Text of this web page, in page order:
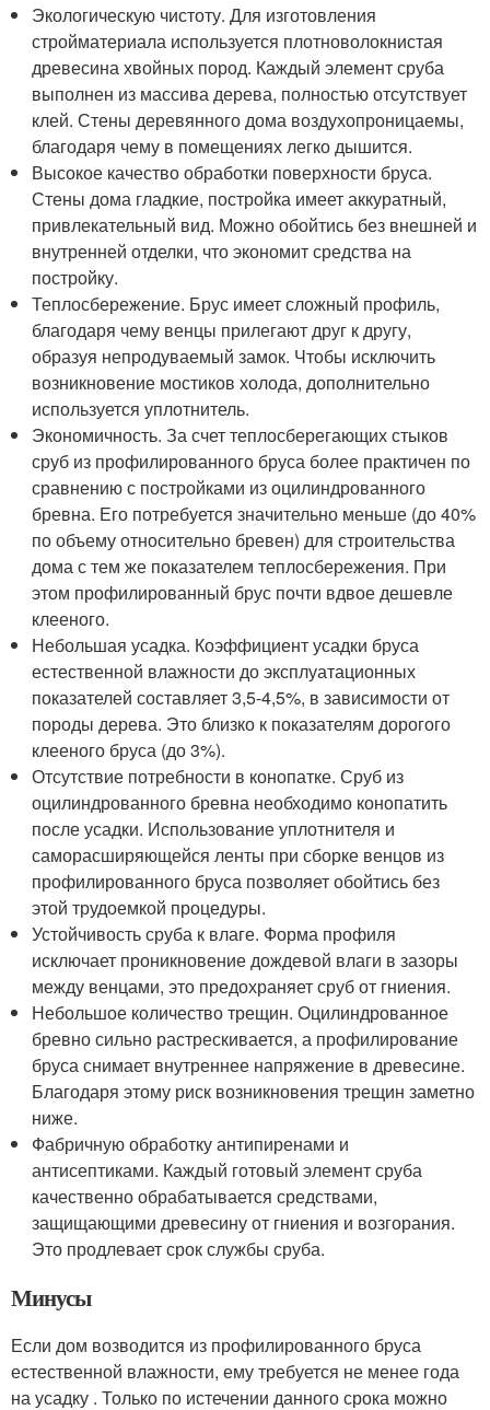
Экологическую чистоту. Для изготовления
стройматериала используется плотноволокнистая
древесина хвойных пород. Каждый элемент сруба
выполнен из массива дерева, полностью отсутствует
клей. Стены деревянного дома воздухопроницаемы,
благодаря чему в помещениях легко дышится.
Высокое качество обработки поверхности бруса.
Стены дома гладкие, постройка имеет аккуратный,
привлекательный вид. Можно обойтись без внешней и
внутренней отделки, что экономит средства на
постройку.
Теплосбережение. Брус имеет сложный профиль,
благодаря чему венцы прилегают друг к другу,
образуя непродуваемый замок. Чтобы исключить
возникновение мостиков холода, дополнительно
используется уплотнитель.
Экономичность. За счет теплосберегающих стыков
сруб из профилированного бруса более практичен по
сравнению с постройками из оцилиндрованного
бревна. Его потребуется значительно меньше (до 40%
по объему относительно бревен) для строительства
дома с тем же показателем теплосбережения. При
этом профилированный брус почти вдвое дешевле
клееного.
Небольшая усадка. Коэффициент усадки бруса
естественной влажности до эксплуатационных
показателей составляет 3,5-4,5%, в зависимости от
породы дерева. Это близко к показателям дорогого
клееного бруса (до 3%).
Отсутствие потребности в конопатке. Сруб из
оцилиндрованного бревна необходимо конопатить
после усадки. Использование уплотнителя и
саморасширяющейся ленты при сборке венцов из
профилированного бруса позволяет обойтись без
этой трудоемкой процедуры.
Устойчивость сруба к влаге. Форма профиля
исключает проникновение дождевой влаги в зазоры
между венцами, это предохраняет сруб от гниения.
Небольшое количество трещин. Оцилиндрованное
бревно сильно растрескивается, а профилирование
бруса снимает внутреннее напряжение в древесине.
Благодаря этому риск возникновения трещин заметно
ниже.
Фабричную обработку антипиренами и
антисептиками. Каждый готовый элемент сруба
качественно обрабатывается средствами,
защищающими древесину от гниения и возгорания.
Это продлевает срок службы сруба.
Минусы
Если дом возводится из профилированного бруса
естественной влажности, ему требуется не менее года
на усадку . Только по истечении данного срока можно